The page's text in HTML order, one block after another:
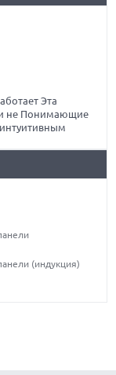
Эта
не Понимающие
(индукция)